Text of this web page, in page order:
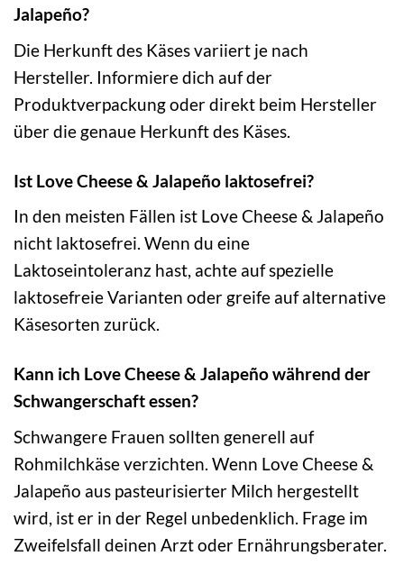
Jalapeño?
Die Herkunft des Käses variiert je nach
Hersteller. Informiere dich auf der
Produktverpackung oder direkt beim Hersteller
über die genaue Herkunft des Käses.
Ist Love Cheese & Jalapeño laktosefrei?
In den meisten Fällen ist Love Cheese & Jalapeño
nicht laktosefrei. Wenn du eine
Laktoseintoleranz hast, achte auf spezielle
laktosefreie Varianten oder greife auf alternative
Käsesorten zurück.
Kann ich Love Cheese & Jalapeño während der
Schwangerschaft essen?
Schwangere Frauen sollten generell auf
Rohmilchkäse verzichten. Wenn Love Cheese &
Jalapeño aus pasteurisierter Milch hergestellt
wird, ist er in der Regel unbedenklich. Frage im
Zweifelsfall deinen Arzt oder Ernährungsberater.